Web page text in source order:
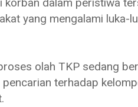
yang mengalami luka-
olah TKP sedang
terhadap